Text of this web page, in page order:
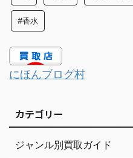
#香水
にほんブログ村
カテゴリー
ジャンル別買取ガイド